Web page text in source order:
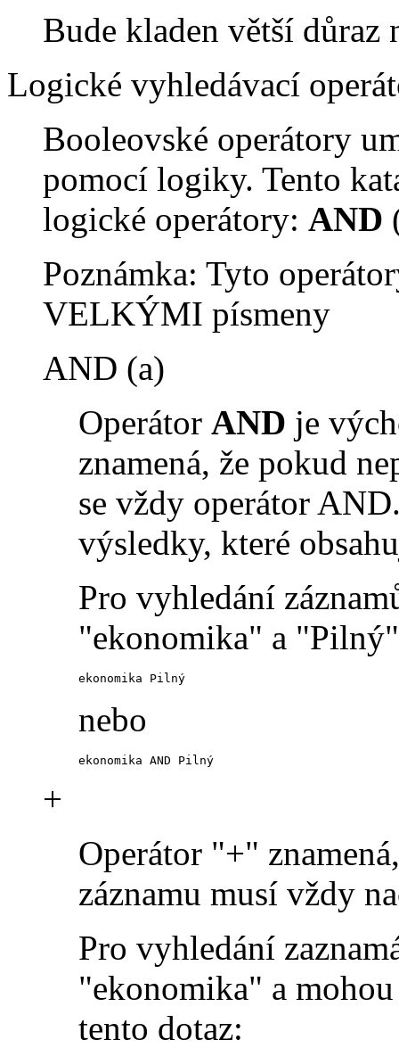
Bude kladen větší
Logické vyhledávací
Booleovské operátory
pomocí logiky. Tento
logické operátory: AND
Poznámka: Tyto
VELKÝMI písmeny
AND (a)
Operátor AND je
znamená, že pokud
se vždy operátor
výsledky, které
Pro vyhledání
"ekonomika" a
ekonomika Pilný
nebo
ekonomika AND Pilný
+
Operátor "+"
záznamu musí vždy
Pro vyhledání
"ekonomika" a
tento dotaz: